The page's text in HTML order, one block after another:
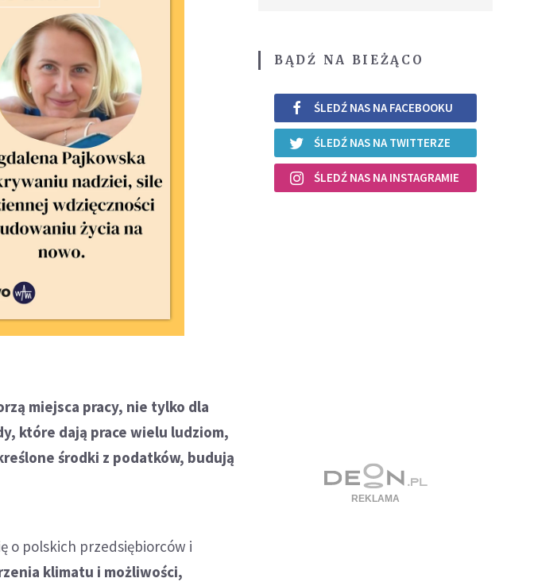
miejsca pracy, nie tylko dla
które dają prace wielu ludziom,
środki z podatków, budują
o polskich przedsiębiorców i
klimatu i możliwości,
BĄDŹ NA BIEŻĄCO
ŚLEDŹ NAS NA FACEBOOKU
ŚLEDŹ NAS NA TWITTERZE
ŚLEDŹ NAS NA INSTAGRAMIE